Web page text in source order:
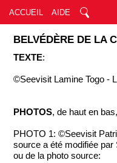
ACCUEIL AIDE
BELVÉDÈRE DE LA
TEXTE:
©Seevisit Lamine Togo -
PHOTOS, de haut en
PHOTO 1: ©Seevisit
source a été modifiée par
ou de la photo source: